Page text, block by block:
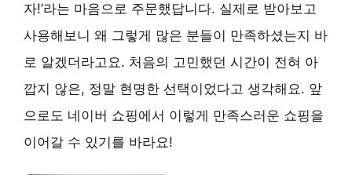
자!’라는 마음으로 주문했답니다. 실제로 받아보고
사용해보니 왜 그렇게 많은 분들이 만족하셨는지 바
로 알겠더라고요. 처음의 고민했던 시간이 전혀 아
깝지 않은, 정말 현명한 선택이었다고 생각해요. 앞
으로도 네이버 쇼핑에서 이렇게 만족스러운 쇼핑을
이어갈 수 있기를 바라요!